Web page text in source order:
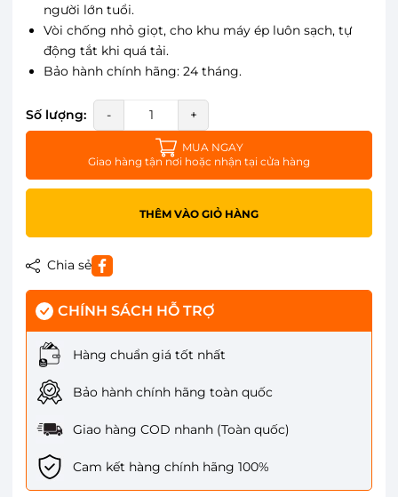
người lớn tuổi.
Vòi chống nhỏ giọt, cho khu máy ép luôn sạch, tự
động tắt khi quá tải.
Bảo hành chính hãng: 24 tháng.
Số lượng: - +
MUA NGAY
Giao hàng tận nơi hoặc nhận tại cửa hàng
THÊM VÀO GIỎ HÀNG
Chia sẻ
CHÍNH SÁCH HỖ TRỢ
Hàng chuẩn giá tốt nhất
Bảo hành chính hãng toàn quốc
Giao hàng COD nhanh (Toàn quốc)
Cam kết hàng chính hãng 100%